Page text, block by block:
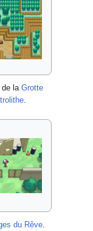
de la Grotte
.
du Rêve